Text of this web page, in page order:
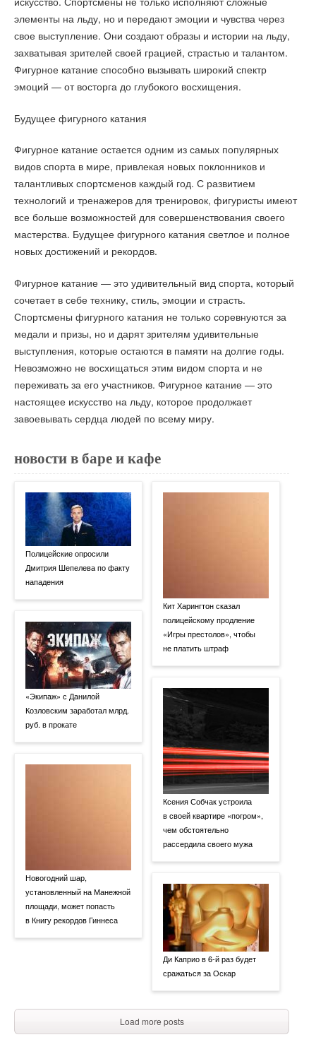
элементы на льду, но и передают эмоции и чувства через
свое выступление. Они создают образы и истории на льду,
захватывая зрителей своей грацией, страстью и талантом.
Фигурное катание способно вызывать широкий спектр
эмоций — от восторга до глубокого восхищения.
Будущее фигурного катания
Фигурное катание остается одним из самых популярных
видов спорта в мире, привлекая новых поклонников и
талантливых спортсменов каждый год. С развитием
технологий и тренажеров для тренировок, фигуристы имеют
все больше возможностей для совершенствования своего
мастерства. Будущее фигурного катания светлое и полное
новых достижений и рекордов.
Фигурное катание — это удивительный вид спорта, который
сочетает в себе технику, стиль, эмоции и страсть.
Спортсмены фигурного катания не только соревнуются за
медали и призы, но и дарят зрителям удивительные
выступления, которые остаются в памяти на долгие годы.
Невозможно не восхищаться этим видом спорта и не
переживать за его участников. Фигурное катание — это
настоящее искусство на льду, которое продолжает
завоевывать сердца людей по всему миру.
новости в баре и кафе
Полицейские опросили
Дмитрия Шепелева по факту
нападения
«Экипаж» с Данилой
Козловским заработал млрд.
руб. в прокате
Новогодний шар,
установленный на Манежной
площади, может попасть
в Книгу рекордов Гиннеса
Кит Харингтон сказал
полицейскому продление
«Игры престолов», чтобы
не платить штраф
Ксения Собчак устроила
в своей квартире «погром»,
чем обстоятельно
рассердила своего мужа
Ди Каприо в 6-й раз будет
сражаться за Оскар
Load more posts